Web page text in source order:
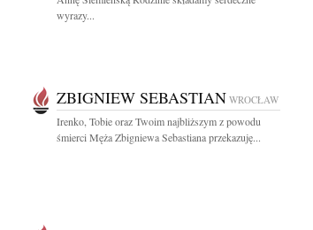
wyrazy...
ZBIGNIEW SEBASTIAN WROCŁAW
Irenko, Tobie oraz Twoim najbliższym z powodu
śmierci Męża Zbigniewa Sebastiana przekazuję...